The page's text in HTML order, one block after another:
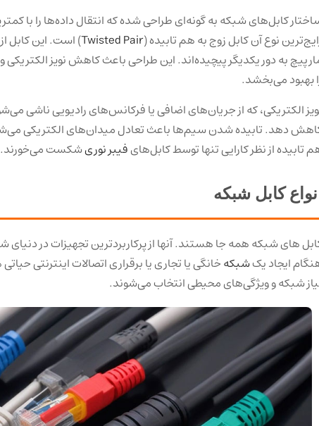
کابل‌های شبکه به گونه‌ای طراحی شده که انتقال داده‌ها را با
نوع آن کابل زوج به هم تابیده (Twisted Pair) است. این کابل
به دور یکدیگر پیچیده‌اند. این طراحی باعث کاهش نویز
بهبود می‌بخشد.
الکتریکی، که از جریان‌های اضافی یا فرکانس‌های رادیویی ناشی
دهد. تابیده شدن سیم‌ها باعث تعادل میدان‌های الکتریکی
تابیده از نظر کارایی تنها توسط کابل‌هایفیبر نوریشکست می‌خورند.
کابل شبکه
های شبکه همه جا هستند. آنها از پرکاربردترین تجهیزات در
ایجاد یکشبکهخانگی یا تجاری یا برقراری اتصالات اینترنتی
شبکه و ویژگی‌های محیطی انتخاب می‌شوند.